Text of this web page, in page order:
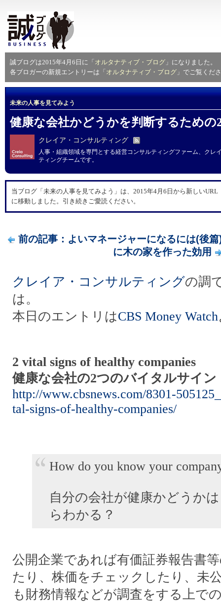
誠ブログは2015年4月6日に「 オルタナティブ・ブログ 」になりました。
各ブロガーの新規エントリーは「 オルタナティブ・ブログ 」でご覧くだ
未来の人事を見てみよう
健康な会社かどうかを判断するための
クレイア・コンサルティング
人事・組織領域を専門とする経営コンサルティングファーム、クレ
ティングチームです。
当ブログ「未来の人事を見てみよう」は、2015年4月6日から新しいURL
に移動しました。引き続きご愛読ください。
前の記事：よいマネージャーになるには(後篇
に木の家を作った効用
クレイア・コンサルティングの調
は。
本日のエントリはCBS Money Watch
2 vital signs of healthy companies
健康な会社の2つのバイタルサイン
http://www.cbsnews.com/8301-
tal-signs-of-healthy-companies/
How do you know your
自分の会社が健康かどうか
らわかる？
公開企業であれば有価証券報告書
たり、株価をチェックしたり、未
も財務情報などが調査をする上で